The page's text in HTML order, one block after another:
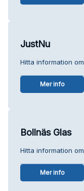
JustNu
Hitta information
Mer info
Bollnäs Glas
Hitta information
Mer info